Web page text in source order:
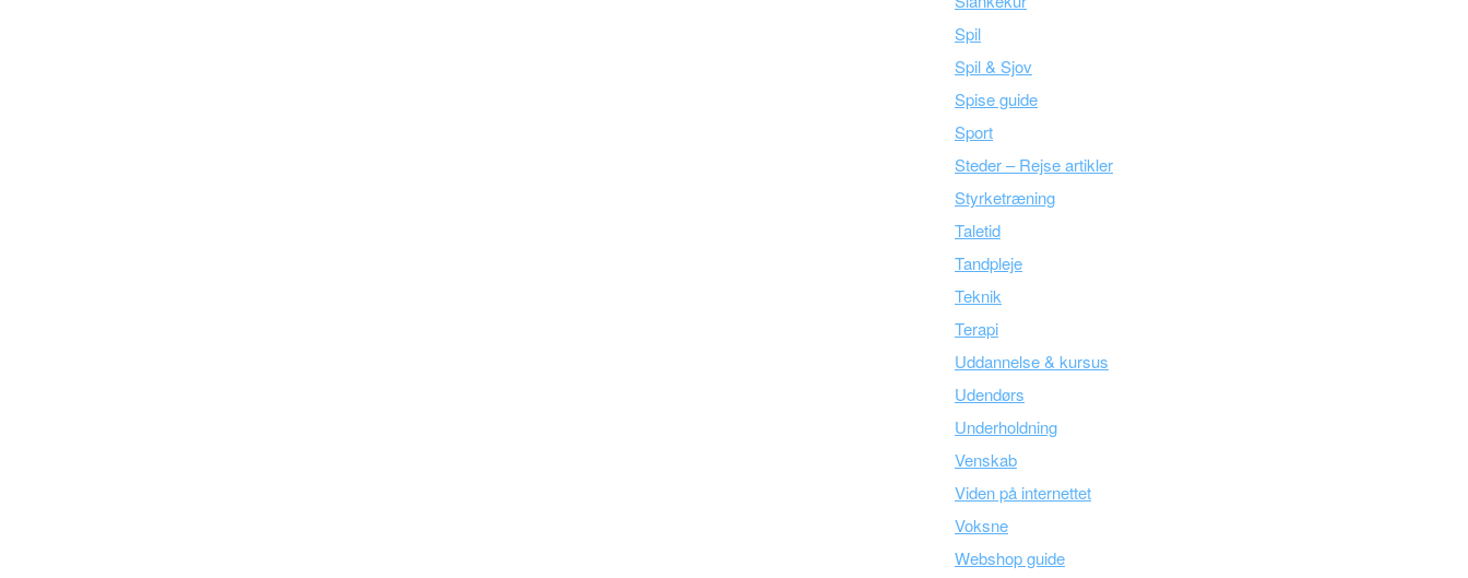
Spil
Spil & Sjov
Spise guide
Sport
Steder – Rejse artikler
Styrketræning
Taletid
Tandpleje
Teknik
Terapi
Uddannelse & kursus
Udendørs
Underholdning
Venskab
Viden på internettet
Voksne
Webshop guide